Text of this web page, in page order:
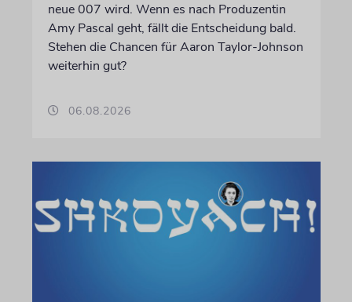
neue 007 wird. Wenn es nach Produzentin
Amy Pascal geht, fällt die Entscheidung bald.
Stehen die Chancen für Aaron Taylor-Johnson
weiterhin gut?
06.08.2026